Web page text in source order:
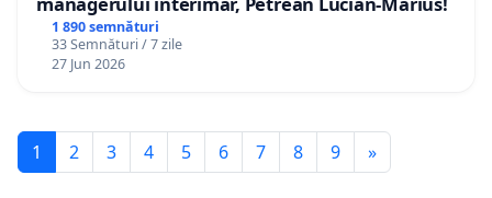
1 890 semnături
33 Semnături / 7 zile
27 Jun 2026
1 2 3 4 5 6 7 8 9 »